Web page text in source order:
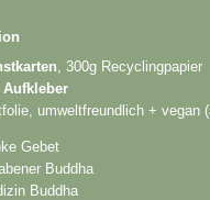
, 300g Recyclingpapier
Aufkleber
umweltfreundlich + vegan
Gebet
Buddha
Buddha